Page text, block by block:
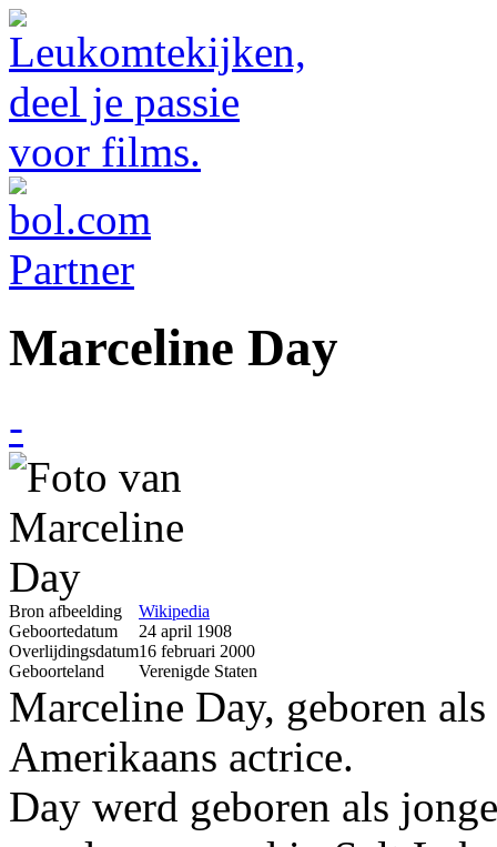
Marceline Day
-
Bron afbeelding
Wikipedia
Geboortedatum
24 april 1908
Overlijdingsdatum16 februari 2000
Geboorteland
Verenigde Staten
Marceline Day, geboren
Amerikaans actrice.
Day werd geboren als